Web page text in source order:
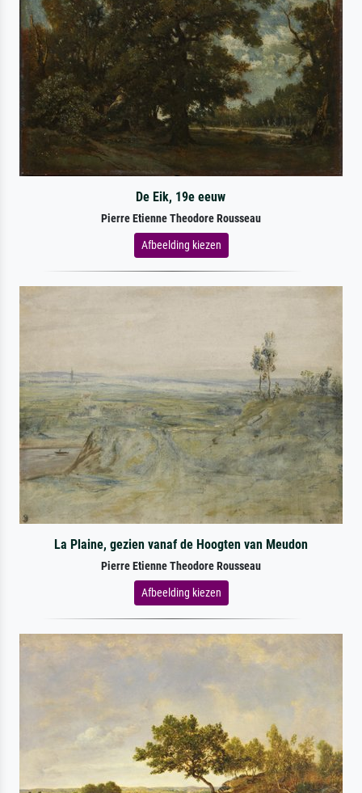
De Eik, 19e eeuw
Pierre Etienne Theodore Rousseau
Afbeelding kiezen
La Plaine, gezien vanaf de Hoogten van Meudon
Pierre Etienne Theodore Rousseau
Afbeelding kiezen